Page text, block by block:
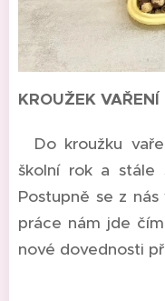
KROUŽEK VAŘENÍ
Do kroužku
školní rok a stále
Postupně se z
práce nám jde
nové dovednosti